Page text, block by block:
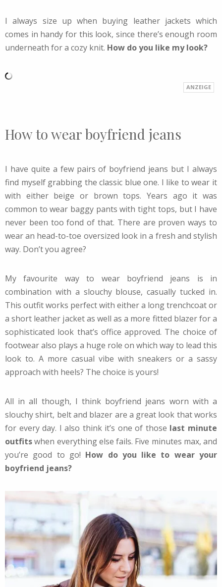
I always size up when buying leather jackets which
comes in handy for this look, since there’s enough room
underneath for a cozy knit. How do you like my look?
How to wear boyfriend jeans
I have quite a few pairs of boyfriend jeans but I always
find myself grabbing the classic blue one. I like to wear it
with either beige or brown tops. Years ago it was
common to wear baggy pants with tight tops, but I have
never been too fond of that. There are proven ways to
wear an head-to-toe oversized look in a fresh and stylish
way. Don’t you agree?
My favourite way to wear boyfriend jeans is in
combination with a slouchy blouse, casually tucked in.
This outfit works perfect with either a long trenchcoat or
a short leather jacket as well as a more fitted blazer for a
sophisticated look that’s office approved. The choice of
footwear also plays a huge role on which way to lead this
look to. A more casual vibe with sneakers or a sassy
approach with heels? The choice is yours!
All in all though, I think boyfriend jeans worn with a
slouchy shirt, belt and blazer are a great look that works
for every day. I also think it’s one of those last minute
outfitswhen everything else fails. Five minutes max, and
you’re good to go! How do you like to wear your
boyfriend jeans?